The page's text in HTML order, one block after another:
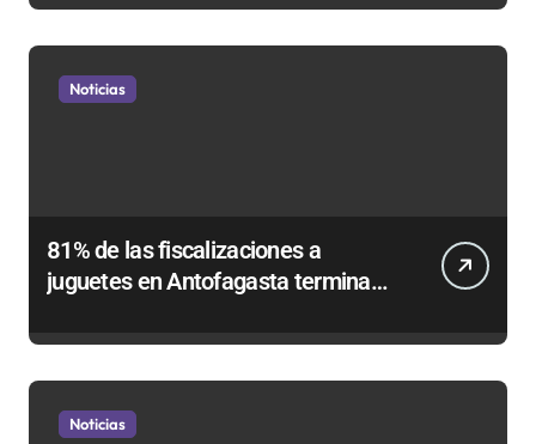
de Valparaíso
Noticias
81% de las fiscalizaciones a
juguetes en Antofagasta termina
Noticias